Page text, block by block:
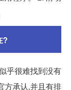
?
乎很难找到没有
方承认,并且有排